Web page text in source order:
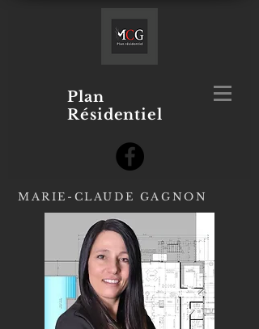
Plan
Résidentiel
MARIE-CLAUDE GAGNON